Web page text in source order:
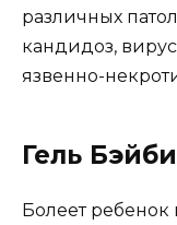
различных
кандидоз,
язвенно-
Гель
Болеет